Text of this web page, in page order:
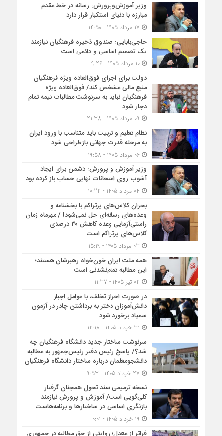
وزیر آموزش‌وپرورش: رسانه در خط مقدم
مبارزه با دنیای استکبار قرار دارد
حاجی‌بابایی: صندوق ذخیره فرهنگیان نیازمند
یک تصمیم اساسی و دائمی است
10 مرداد 1405 - 9:26
دولت برای اجرای فوق‌العاده ویژه فرهنگیان
منبع مالی مشخص کند/ فوق‌العاده ویژه
فرهنگیان نباید به سرنوشت مطالبات نیمه‌ تمام
دچار شود
نظام تعلیم و تربیت باید متناسب با ورود ایران
به مرحله قدرت جهانی بازطراحی شود
06 مرداد 1405 - 19:58
وزیر آموزش و پرورش: دشمن برای ایجاد
آشوب روی امتحانات نهایی حساب باز کرده بود
بحران کلاس‌های پرتراکم با بخشنامه و
وعده‌های رسانه‌ای حل نمی‌شود! / مهرماه زمان
راستی‌آزمایی وعده کاهش ۳۰ درصدی
کلاس‌های پرتراکم است
همه ملت ایران خون‌خواه رهبرشان هستند؛
این مطالبه تمام‌نشدنی است
در صورت احراز تخلف، با عوامل اجبار
دانش‌آموزان دختر به برداشتن چادر در آزمون
سمپاد برخورد شود
سرنوشت ساختار جدید دانشگاه فرهنگیان چه
شد؟/ پاسخ رئیس دفتر رئیس‌جمهور به مطالبه
دانشجومعلمان درباره ساختار دانشگاه فرهنگیان
نسخه ترمیمی سند تحول همچنان گرفتار
کلی‌گویی است/ آموزش و پرورش نیازمند
بازنگری اساسی در ساختارها و برنامه‌هاست
فراتر از معدل؛ روایتی از حق مطالبه در جمهوری